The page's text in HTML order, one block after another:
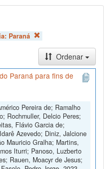
Paraná
Ordenar
Paraná para fins de
Pereira de; Ramalho
Rochmuller, Delcio Peres;
Flávio Garcia de;
Azevedo; Diniz, Jalcione
Mauricio Gralha; Martins,
Iturri; Panoso, Luzberto
Rauen, Moacyr de Jesus;